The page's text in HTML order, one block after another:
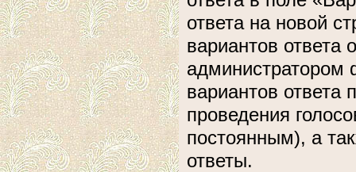
ответа на новой
вариантов ответа
администратором
вариантов ответа
проведения
постоянным), а
ответы.